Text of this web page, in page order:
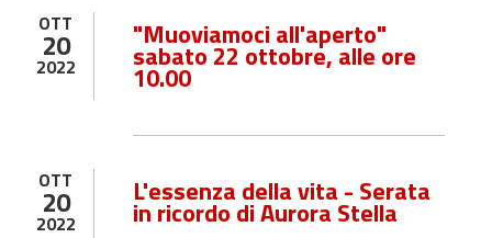
OTT
20
2022
"Muoviamoci all'aperto"
sabato 22 ottobre, alle ore
10.00
OTT
20
2022
L'essenza della vita - Serata
in ricordo di Aurora Stella